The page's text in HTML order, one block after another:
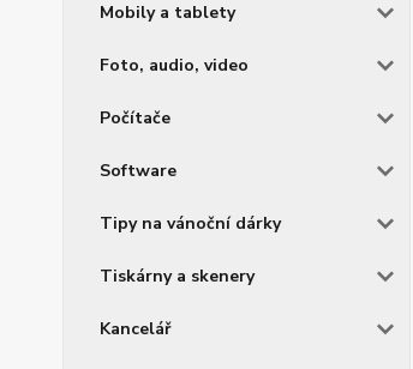
Mobily a tablety
Foto, audio, video
Počítače
Software
Tipy na vánoční dárky
Tiskárny a skenery
Kancelář